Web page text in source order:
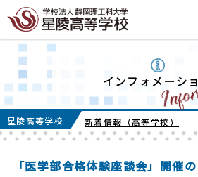
インフォメーシ
星陵高等学校 新着情報（高等学校）
「医学部合格体験座談会」開催